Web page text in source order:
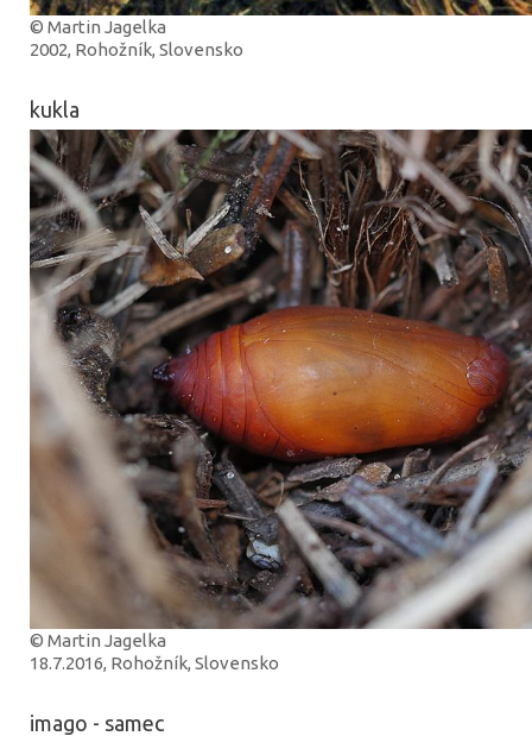
© Martin Jagelka
2002, Rohožník, Slovensko
kukla
© Martin Jagelka
18.7.2016, Rohožník, Slovensko
imago - samec